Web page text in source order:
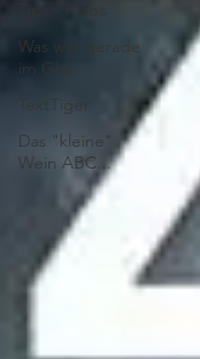
Was war gerade
im Glas
TextTiger
Das "kleine"
Wein ABC...